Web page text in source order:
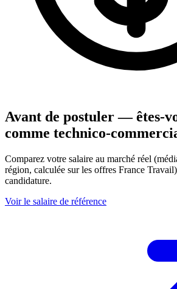
Avant de postuler — êtes-
comme technico-
Comparez votre salaire au marché réel
région, calculée sur les offres France
candidature.
Voir le salaire de référence